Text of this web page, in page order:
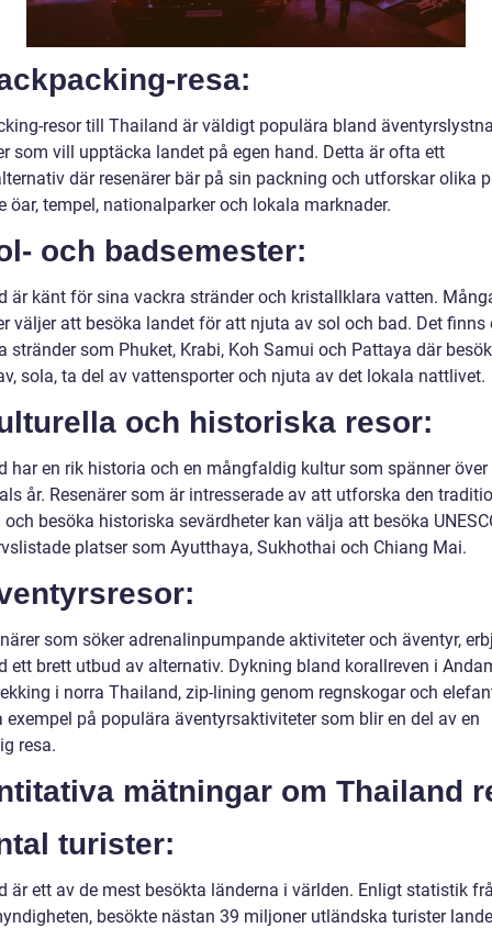
resa:
resor till Thailand är väldigt populära bland
som vill upptäcka landet på egen hand. Detta är ofta ett
där resenärer bär på sin packning och utforskar olika
öar, tempel, nationalparker och lokala marknader.
och badsemester:
är känt för sina vackra stränder och kristallklara vatten.
väljer att besöka landet för att njuta av sol och bad. Det finns
stränder som Phuket, Krabi, Koh Samui och Pattaya där
sola, ta del av vattensporter och njuta av det lokala nattlivet.
och historiska resor:
har en rik historia och en mångfaldig kultur som spänner över
år. Resenärer som är intresserade av att utforska den
besöka historiska sevärdheter kan välja att besöka
platser som Ayutthaya, Sukhothai och Chiang Mai.
som söker adrenalinpumpande aktiviteter och äventyr,
ett brett utbud av alternativ. Dykning bland korallreven i
i norra Thailand, zip-lining genom regnskogar och
exempel på populära äventyrsaktiviteter som blir en del av en
resa.
mätningar om Thailand
turister:
är ett av de mest besökta länderna i världen. Enligt statistik
besökte nästan 39 miljoner utländska turister